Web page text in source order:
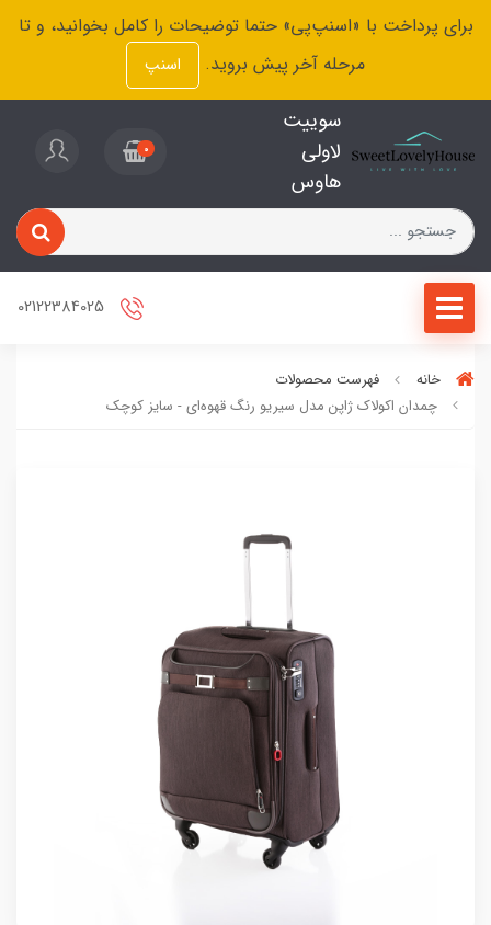
برای پرداخت با «اسنپ‌پی» حتما توضیحات را کامل بخوانید، و تا
مرحله آخر پیش بروید.
اسنپ
سوییت
لاولی
هاوس
0
خانه
فهرست محصولات
چمدان اکولاک ژاپن مدل سیریو رنگ قهوه‌ای - سایز کوچک